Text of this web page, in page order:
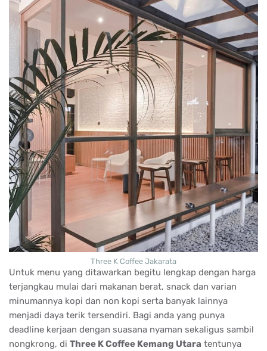
Three K Coffee Jakarata
Untuk menu yang ditawarkan begitu lengkap dengan harga
terjangkau mulai dari makanan berat, snack dan varian
minumannya kopi dan non kopi serta banyak lainnya
menjadi daya terik tersendiri. Bagi anda yang punya
deadline kerjaan dengan suasana nyaman sekaligus sambil
nongkrong, di Three K Coffee Kemang Utara tentunya